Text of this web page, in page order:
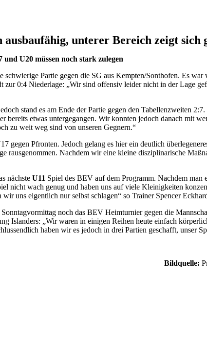
ausbaufähig, unterer Bereich zeigt sich
U20 müssen noch stark zulegen
schwierige Partie gegen die SG aus Kempten/Sonthofen. Es
zur 0:4 Niederlage: „Wir sind offensiv leider nicht in der Lage
stand es am Ende der Partie gegen den Tabellenzweiten
bereits etwas untergegangen. Wir konnten jedoch danach mit
zu weit weg sind von unseren Gegnern.“
gegen Pfronten. Jedoch gelang es hier ein deutlich
rausgenommen. Nachdem wir eine kleine disziplinarische
nächste U11 Spiel des BEV auf dem Programm. Nachdem man
nicht wach genug und haben uns auf viele Kleinigkeiten
uns eigentlich nur selbst schlagen“ so Trainer Spencer
Sonntagvormittag noch das BEV Heimturnier gegen die
Islanders: „Wir waren in einigen Reihen heute einfach
haben wir es jedoch in drei Partien geschafft, unser
Bildquelle: